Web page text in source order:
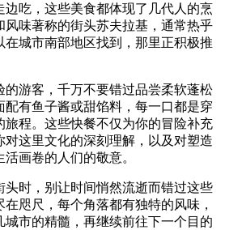
边吃，这些美食都体现了几代人的烹
风味著称的街头苏夫拉基，通常热乎
在城市南部地区找到，那里正积极推
的游客，千万不要错过品尝柔软蓬松
配有鱼子酱或甜馅料，每一口都是穿
旅程。这些快餐不仅为你的冒险补充
对这里文化的深刻理解，以及对塑造
画卷的人们的敬意。
头时，别让时间悄然流逝而错过这些
咫尺，每个角落都有独特的风味，
城市的精髓，再继续前往下一个目的